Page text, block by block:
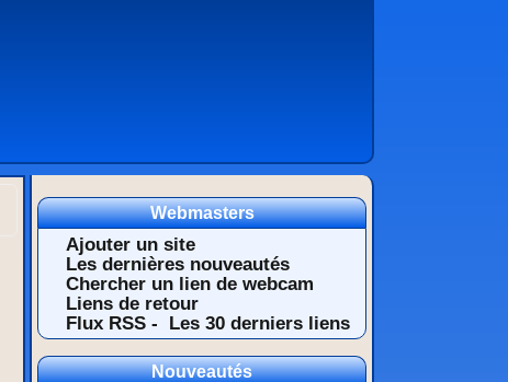
Webmasters
Ajouter un site
Les dernières nouveautés
Chercher un lien de webcam
Liens de retour
Flux RSS -
Les 30 derniers liens
Nouveautés